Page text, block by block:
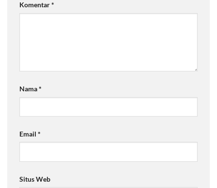
Komentar*
Nama*
Email *
Situs Web